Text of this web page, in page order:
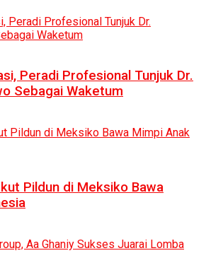
Peradi Profesional Tunjuk Dr.
Sebagai Waketum
Pildun di Meksiko Bawa